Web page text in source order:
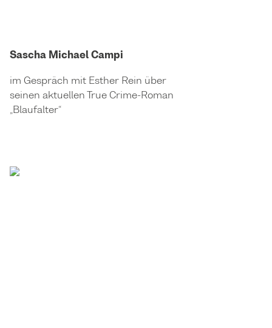
Sascha Michael Campi
im Gespräch mit Esther Rein über
seinen aktuellen True Crime-Roman
„Blaufalter“